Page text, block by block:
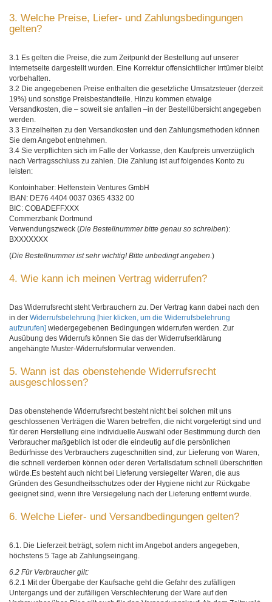
3. Welche Preise, Liefer- und Zahlungsbedingungen
gelten?
3.1 Es gelten die Preise, die zum Zeitpunkt der Bestellung auf unserer
Internetseite dargestellt wurden. Eine Korrektur offensichtlicher Irrtümer bleibt
vorbehalten.
3.2 Die angegebenen Preise enthalten die gesetzliche Umsatzsteuer (derzeit
19%) und sonstige Preisbestandteile. Hinzu kommen etwaige
Versandkosten, die – soweit sie anfallen –in der Bestellübersicht angegeben
werden.
3.3 Einzelheiten zu den Versandkosten und den Zahlungsmethoden können
Sie dem Angebot entnehmen.
3.4 Sie verpflichten sich im Falle der Vorkasse, den Kaufpreis unverzüglich
nach Vertragsschluss zu zahlen. Die Zahlung ist auf folgendes Konto zu
leisten:
Kontoinhaber: Helfenstein Ventures GmbH
IBAN: DE76 4404 0037 0365 4332 00
BIC: COBADEFFXXX
Commerzbank Dortmund
Verwendungszweck (Die Bestellnummer bitte genau so schreiben):
BXXXXXXX
(Die Bestellnummer ist sehr wichtig! Bitte unbedingt angeben.)
4. Wie kann ich meinen Vertrag widerrufen?
Das Widerrufsrecht steht Verbrauchern zu. Der Vertrag kann dabei nach den
in der Widerrufsbelehrung [hier klicken, um die Widerrufsbelehrung
aufzurufen] wiedergegebenen Bedingungen widerrufen werden. Zur
Ausübung des Widerrufs können Sie das der Widerrufserklärung
angehängte Muster-Widerrufsformular verwenden.
5. Wann ist das obenstehende Widerrufsrecht
ausgeschlossen?
Das obenstehende Widerrufsrecht besteht nicht bei solchen mit uns
geschlossenen Verträgen die Waren betreffen, die nicht vorgefertigt sind und
für deren Herstellung eine individuelle Auswahl oder Bestimmung durch den
Verbraucher maßgeblich ist oder die eindeutig auf die persönlichen
Bedürfnisse des Verbrauchers zugeschnitten sind, zur Lieferung von Waren,
die schnell verderben können oder deren Verfallsdatum schnell überschritten
würde.Es besteht auch nicht bei Lieferung versiegelter Waren, die aus
Gründen des Gesundheitsschutzes oder der Hygiene nicht zur Rückgabe
geeignet sind, wenn ihre Versiegelung nach der Lieferung entfernt wurde.
6. Welche Liefer- und Versandbedingungen gelten?
6.1. Die Lieferzeit beträgt, sofern nicht im Angebot anders angegeben,
höchstens 5 Tage ab Zahlungseingang.
6.2 Für Verbraucher gilt:
6.2.1 Mit der Übergabe der Kaufsache geht die Gefahr des zufälligen
Untergangs und der zufälligen Verschlechterung der Ware auf den